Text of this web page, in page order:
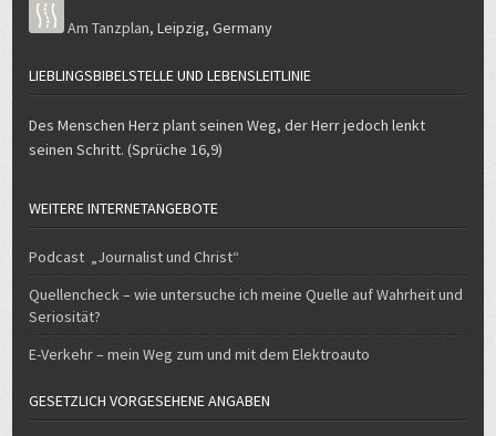
Am Tanzplan,Leipzig,Germany
LIEBLINGSBIBELSTELLE UND LEBENSLEITLINIE
Des Menschen Herz plant seinen Weg, der Herr jedoch lenkt
seinen Schritt. (Sprüche 16,9)
WEITERE INTERNETANGEBOTE
Podcast „Journalist und Christ“
Quellencheck – wie untersuche ich meine Quelle auf Wahrheit und
Seriosität?
E-Verkehr – mein Weg zum und mit dem Elektroauto
GESETZLICH VORGESEHENE ANGABEN